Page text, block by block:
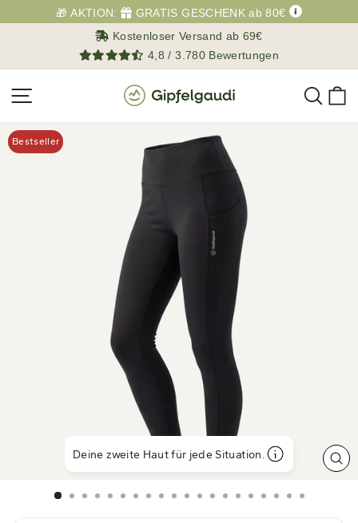
zum
🎁 AKTION:
GRATIS GESCHENK ab 80€
Kostenloser Versand ab 69€
4,8 / 3.780 Bewertungen
Seitennavigation
Bestseller
Deine zweite Haut für jede Situation.